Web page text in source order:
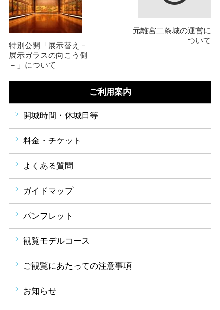
特別公開「展示替え－
展示ガラスの向こう側
－」について
元離宮二条城の運営に
ついて
ご利用案内
開城時間・休城日等
料金・チケット
よくある質問
ガイドマップ
パンフレット
観覧モデルコース
ご観覧にあたっての注意事項
お知らせ